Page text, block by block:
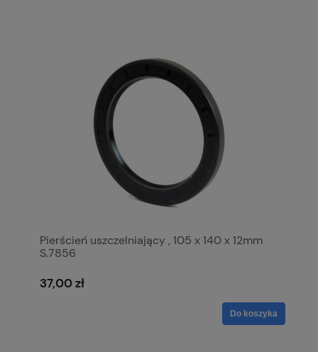
Pierścień uszczelniający , 105 x 140 x 12mm
S.7856
37,00 zł
Do koszyka